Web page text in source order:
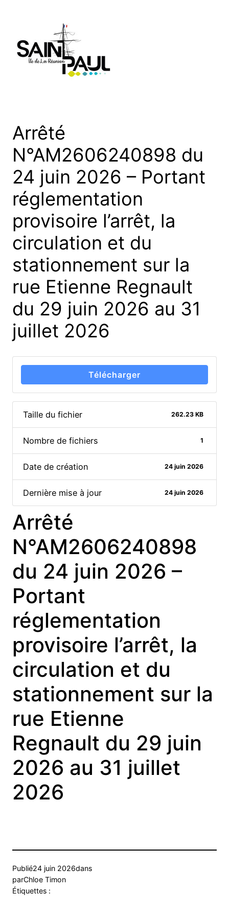
Arrêté
N°AM2606240898 du
24 juin 2026 – Portant
réglementation
provisoire l’arrêt, la
circulation et du
stationnement sur la
rue Etienne Regnault
du 29 juin 2026 au 31
juillet 2026
Télécharger
Taille du fichier 262.23 KB
Nombre de fichiers 1
Date de création 24 juin 2026
Dernière mise à jour 24 juin 2026
Arrêté
N°AM2606240898
du 24 juin 2026 –
Portant
réglementation
provisoire l’arrêt, la
circulation et du
stationnement sur la
rue Etienne
Regnault du 29 juin
2026 au 31 juillet
2026
Publié24 juin 2026dans
parChloe Timon
Étiquettes :